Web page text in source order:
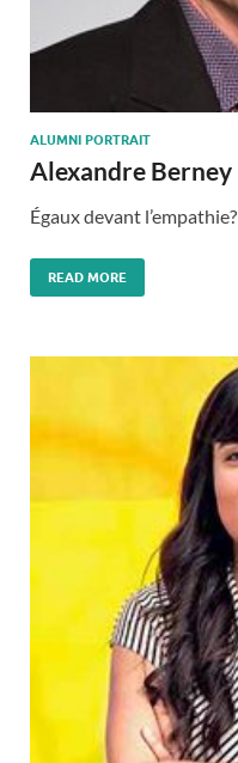
ALUMNI PORTRAIT
Alexandre Berney
Égaux devant l’empathie?
READ MORE